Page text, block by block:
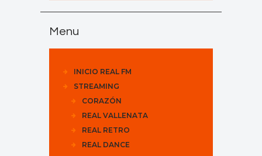
Menu
INICIO REAL FM
STREAMING
CORAZÓN
REAL VALLENATA
REAL RETRO
REAL DANCE